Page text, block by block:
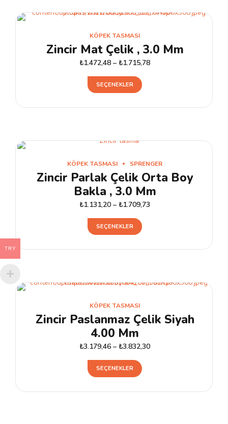
KÖPEK TASMASI
Zincir Mat Çelik , 3.0 Mm
₺1.472,48 – ₺1.715,78
SEÇENEKLER
Bu
birden
ürün
sayfasından
seçilebilir
KÖPEK TASMASI SPRENGER
Zincir Parlak Çelik Orta Boy
Bakla , 3.0 Mm
₺1.131,20 – ₺1.709,73
SEÇENEKLER
Bu
birden
var.
ürün
sayfasından
KÖPEK TASMASI
Zincir Paslanmaz Çelik Siyah
4.00 Mm
₺3.179,46 – ₺3.832,30
SEÇENEKLER
Bu
birden
TRY